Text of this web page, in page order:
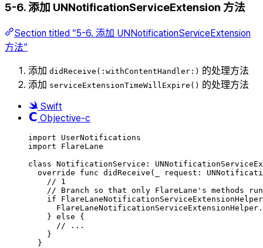
5-6. 添加 UNNotificationServiceExtension 方法
Section titled “5-6. 添加 UNNotificationServiceExtension
方法”
添加 didReceive(:withContentHandler:) 的处理方法
添加 serviceExtensionTimeWillExpire() 的处理方法
Swift
Objective-c
import
UserNotifications
import
FlareLane
class NotificationService :
override
func didReceive (
request:
// 1
// Branch so that only FlareLane's methods
if
FlareLaneNotificationServiceExtensionHelper.
} else
{
// ...
}
}